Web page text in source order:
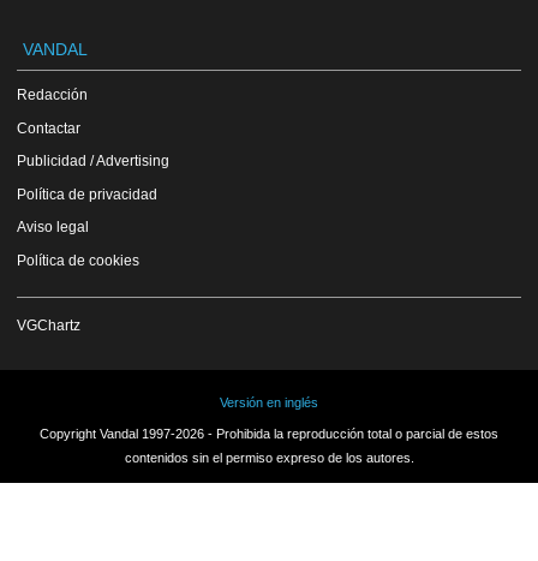
VANDAL
Redacción
Contactar
Publicidad / Advertising
Política de privacidad
Aviso legal
Política de cookies
VGChartz
Versión en inglés
Copyright Vandal 1997-2026 - Prohibida la reproducción total o parcial de estos
contenidos sin el permiso expreso de los autores.